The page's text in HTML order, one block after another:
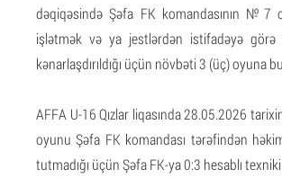
dəqiqəsində Şəfa FK komandasının №7
işlətmək və ya jestlərdən istifadəyə görə
kənarlaşdırıldığı üçün növbəti 3 (üç) oyuna
AFFA U-16 Qızlar liqasında 28.05.2026
oyunu Şəfa FK komandası tərəfindən
tutmadığı üçün Şəfa FK-ya 0:3 hesablı